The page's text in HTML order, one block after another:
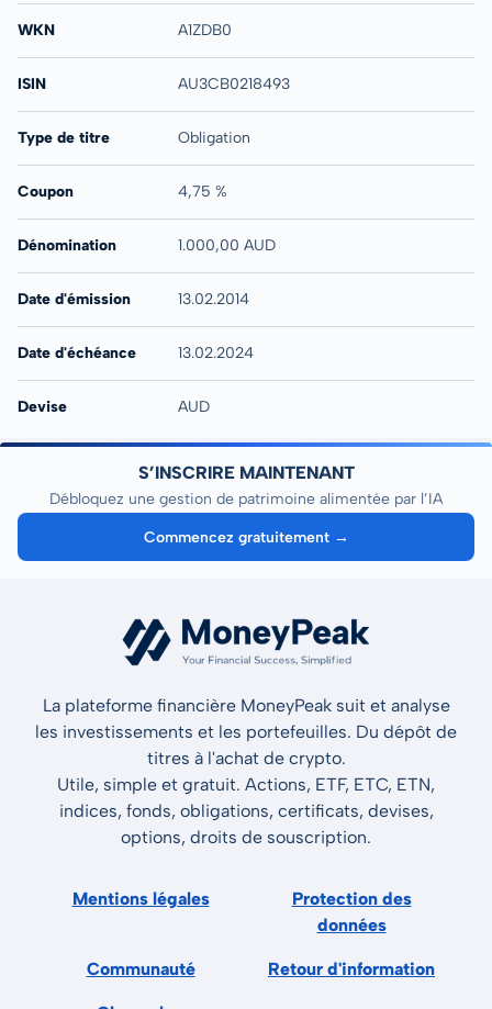
WKN A1ZDB0
ISIN AU3CB0218493
Type de titre Obligation
Coupon 4,75 %
Dénomination 1.000,00 AUD
Date d'émission 13.02.2014
Date d'échéance 13.02.2024
Devise AUD
S’INSCRIRE MAINTENANT
Débloquez une gestion de patrimoine alimentée par l’IA
Commencez gratuitement →
La plateforme financière MoneyPeak suit et analyse
les investissements et les portefeuilles. Du dépôt de
titres à l'achat de crypto.
Utile, simple et gratuit. Actions, ETF, ETC, ETN,
indices, fonds, obligations, certificats, devises,
options, droits de souscription.
Mentions légales
Protection des
données
Communauté Retour d'information